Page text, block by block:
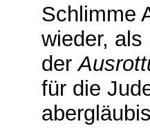
Schlimme
wieder,
der
für die